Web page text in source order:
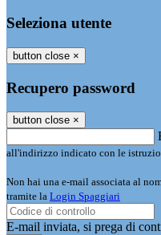
Seleziona utente
button close ×
Recupero password
button close ×
all'indirizzo indicato con le
Non hai una e-mail associata al
tramite la Login Spaggiari
E-mail inviata, si prega di